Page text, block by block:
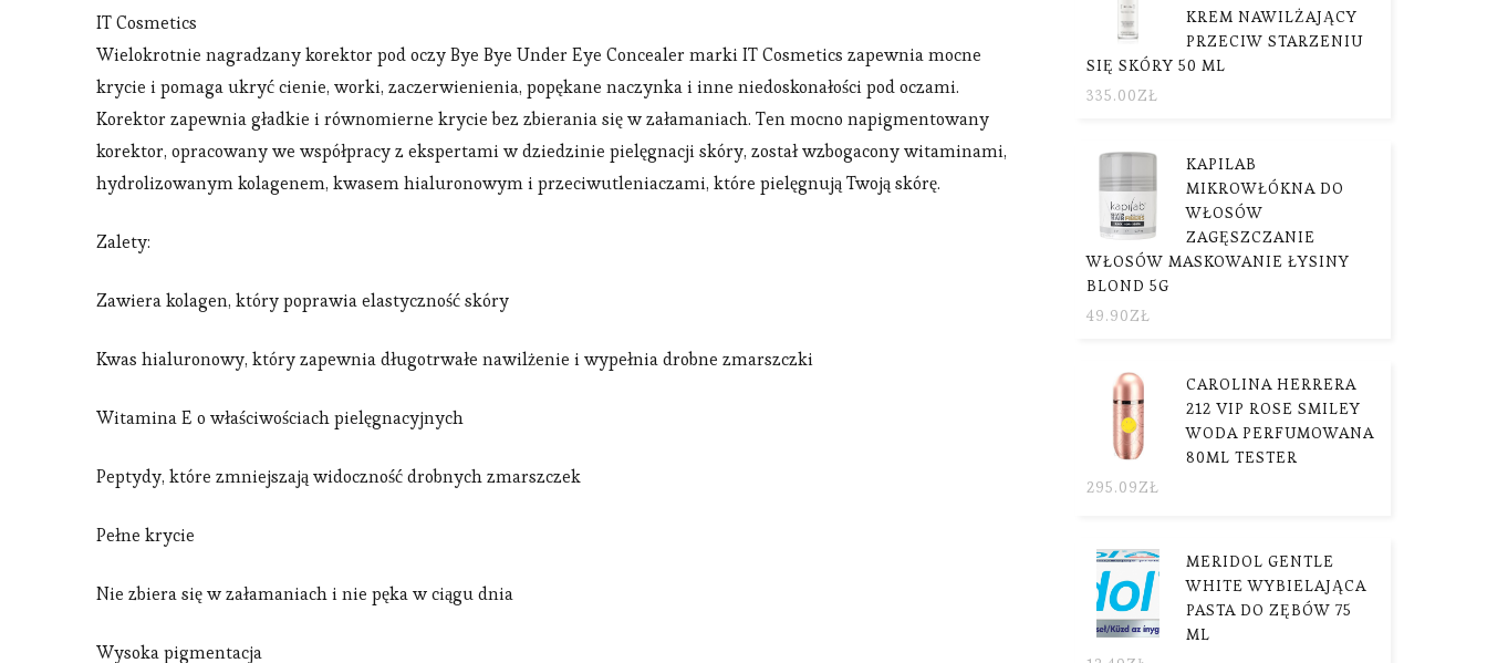
IT Cosmetics
Wielokrotnie nagradzany korektor pod oczy Bye Bye Under Eye Concealer marki IT Cosmetics zapewnia mocne
krycie i pomaga ukryć cienie, worki, zaczerwienienia, popękane naczynka i inne niedoskonałości pod oczami.
Korektor zapewnia gładkie i równomierne krycie bez zbierania się w załamaniach. Ten mocno napigmentowany
korektor, opracowany we współpracy z ekspertami w dziedzinie pielęgnacji skóry, został wzbogacony witaminami,
hydrolizowanym kolagenem, kwasem hialuronowym i przeciwutleniaczami, które pielęgnują Twoją skórę.
Zalety:
Zawiera kolagen, który poprawia elastyczność skóry
Kwas hialuronowy, który zapewnia długotrwałe nawilżenie i wypełnia drobne zmarszczki
Witamina E o właściwościach pielęgnacyjnych
Peptydy, które zmniejszają widoczność drobnych zmarszczek
Pełne krycie
Nie zbiera się w załamaniach i nie pęka w ciągu dnia
Wysoka pigmentacja
KREM NAWILŻAJĄCY
PRZECIW STARZENIU
SIĘ SKÓRY 50 ML
335.00ZŁ
KAPILAB
MIKROWŁÓKNA DO
WŁOSÓW
ZAGĘSZCZANIE
WŁOSÓW MASKOWANIE ŁYSINY
BLOND 5G
49.90ZŁ
CAROLINA HERRERA
212 VIP ROSE SMILEY
WODA PERFUMOWANA
80ML TESTER
295.09ZŁ
MERIDOL GENTLE
WHITE WYBIELAJĄCA
PASTA DO ZĘBÓW 75
ML